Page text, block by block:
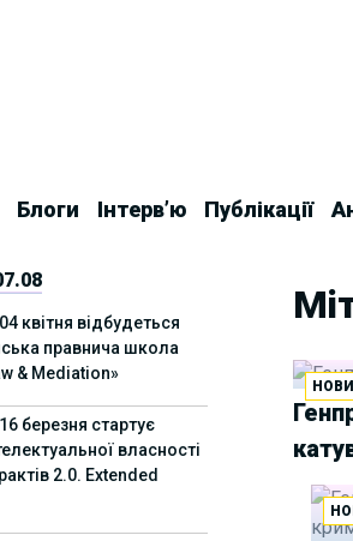
Блоги Інтерв’ю Публікації
04 квітня відбудеться
правнича школа
& Mediation»
16 березня стартує
власності
2.0. Extended